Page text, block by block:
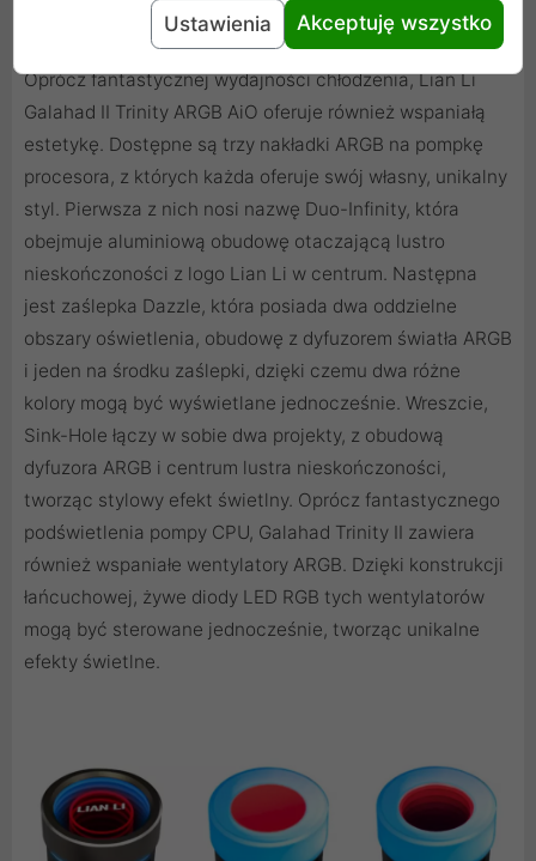
Odważne oświetlenie ARGB
Oprócz fantastycznej wydajności chłodzenia, Lian Li
Galahad II Trinity ARGB AiO oferuje również wspaniałą
estetykę. Dostępne są trzy nakładki ARGB na pompkę
procesora, z których każda oferuje swój własny, unikalny
styl. Pierwsza z nich nosi nazwę Duo-Infinity, która
obejmuje aluminiową obudowę otaczającą lustro
nieskończoności z logo Lian Li w centrum. Następna
jest zaślepka Dazzle, która posiada dwa oddzielne
obszary oświetlenia, obudowę z dyfuzorem światła ARGB
i jeden na środku zaślepki, dzięki czemu dwa różne
kolory mogą być wyświetlane jednocześnie. Wreszcie,
Sink-Hole łączy w sobie dwa projekty, z obudową
dyfuzora ARGB i centrum lustra nieskończoności,
tworząc stylowy efekt świetlny. Oprócz fantastycznego
podświetlenia pompy CPU, Galahad Trinity II zawiera
również wspaniałe wentylatory ARGB. Dzięki konstrukcji
łańcuchowej, żywe diody LED RGB tych wentylatorów
mogą być sterowane jednocześnie, tworząc unikalne
efekty świetlne.
Ustawienia Akceptuję wszystko